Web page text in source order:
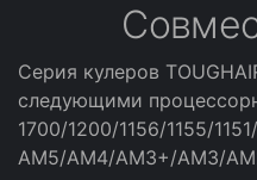
Серия кулеров
следующими
1700/1200/1156/1155/
AM5/AM4/AM3+/AM3/